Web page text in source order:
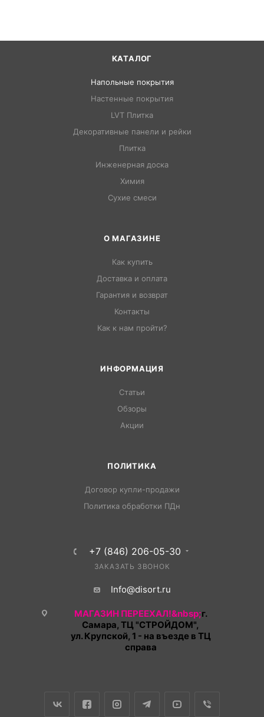
КАТАЛОГ
Напольные покрытия
Настенные покрытия
LVT Плитка
Декоративные панели и рейки
Плитка
Инженерная доска
Химия
Сухие смеси
О МАГАЗИНЕ
Как купить
Доставка и оплата
Гарантия и возврат
Контакты
Как к нам пройти?
ИНФОРМАЦИЯ
Статьи
Обзоры
Акции
ПОЛИТИКА
Договор купли-продажи
Политика обработки ПДн
+7 (846) 206-05-30
ЗАКАЗАТЬ ЗВОНОК
Info@disort.ru
МАГАЗИН ПЕРЕЕХАЛ!&nbsp;г.
Самара, ТЦ "СТРОЙДОМ",
ул. Крупской, 1 - на въезде в ТЦ
справа